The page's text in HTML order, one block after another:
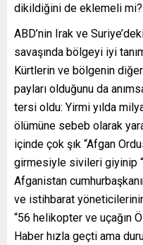
dikildiğini de eklemeli mi?
ABD’nin Irak ve
savaşında bölgeyi iyi
Kürtlerin ve bölgenin diğer
payları olduğunu da
tersi oldu: Yirmi yılda
ölümüne sebeb olarak
içinde çok şık “Afgan
girmesiyle sivileri giyinip
Afganistan
ve istihbarat
“56 helikopter ve uçağın
Haber hızla geçti ama